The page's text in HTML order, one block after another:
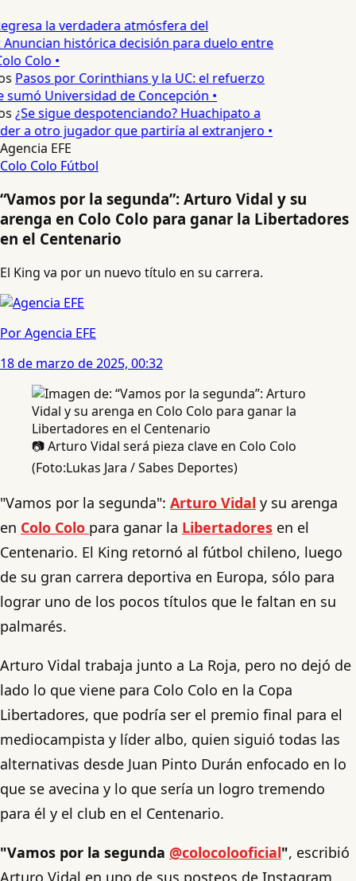
la verdadera atmósfera del
histórica decisión para duelo entre
Colo •
Pasos por Corinthians y la UC: el refuerzo
Universidad de Concepción •
¿Se sigue despotenciando? Huachipato a
a otro jugador que partiría al extranjero •
Agencia EFE
Colo Colo Fútbol
“Vamos por la segunda”: Arturo Vidal y su
arenga en Colo Colo para ganar la Libertadores
en el Centenario
El King va por un nuevo título en su carrera.
Por Agencia EFE
18 de marzo de 2025, 00:32
📷 Arturo Vidal será pieza clave en Colo Colo
(Foto:Lukas Jara / Sabes Deportes)
"Vamos por la segunda": Arturo Vidal y su arenga
en Colo Colo para ganar la Libertadores en el
Centenario. El King retornó al fútbol chileno, luego
de su gran carrera deportiva en Europa, sólo para
lograr uno de los pocos títulos que le faltan en su
palmarés.
Arturo Vidal trabaja junto a La Roja, pero no dejó de
lado lo que viene para Colo Colo en la Copa
Libertadores, que podría ser el premio final para el
mediocampista y líder albo, quien siguió todas las
alternativas desde Juan Pinto Durán enfocado en lo
que se avecina y lo que sería un logro tremendo
para él y el club en el Centenario.
"Vamos por la segunda @colocolooficial", escribió
Arturo Vidal en uno de sus posteos de Instagram